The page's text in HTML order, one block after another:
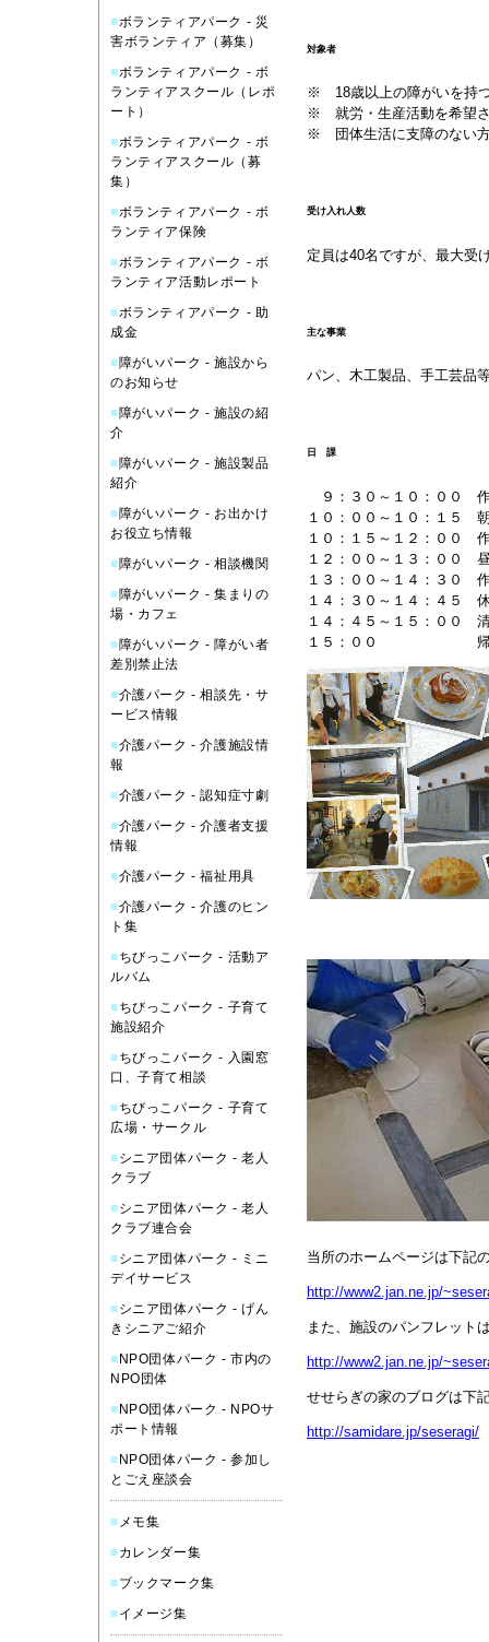
■ボランティアパーク - 災
害ボランティア（募集）
■ボランティアパーク - ボ
ランティアスクール（レポ
ート）
■ボランティアパーク - ボ
ランティアスクール（募
集）
■ボランティアパーク - ボ
ランティア保険
■ボランティアパーク - ボ
ランティア活動レポート
■ボランティアパーク - 助
成金
■障がいパーク - 施設から
のお知らせ
■障がいパーク - 施設の紹
介
■障がいパーク - 施設製品
紹介
■障がいパーク - お出かけ
お役立ち情報
■障がいパーク - 相談機関
■障がいパーク - 集まりの
場・カフェ
■障がいパーク - 障がい者
差別禁止法
■介護パーク - 相談先・サ
ービス情報
■介護パーク - 介護施設情
報
■介護パーク - 認知症寸劇
■介護パーク - 介護者支援
情報
■介護パーク - 福祉用具
■介護パーク - 介護のヒン
ト集
■ちびっこパーク - 活動ア
ルバム
■ちびっこパーク - 子育て
施設紹介
■ちびっこパーク - 入園窓
口、子育て相談
■ちびっこパーク - 子育て
広場・サークル
■シニア団体パーク - 老人
クラブ
■シニア団体パーク - 老人
クラブ連合会
■シニア団体パーク - ミニ
デイサービス
■シニア団体パーク - げん
きシニアご紹介
■ NPO団体パーク - 市内の
NPO団体
■ NPO団体パーク - NPOサ
ポート情報
■ NPO団体パーク - 参加し
とごえ座談会
■ メモ集
■カレンダー集
■ブックマーク集
■イメージ集
対象者
※ 18歳以上の障がいを持
※ 就労・生産活動を希望
※ 団体生活に支障のない
受け入れ人数
定員は40名ですが、最大受
主な事業
パン、木工製品、手工芸品
日 課
９：３０～１０：００
１０：００～１０：１５
１０：１５～１２：００
１２：００～１３：００
１３：００～１４：３０
１４：３０～１４：４５
１４：４５～１５：００
１５：００ 帰
当所のホームページは下記
http://www2.jan.ne.jp/
また、施設のパンフレット
http://www2.jan.ne.jp/
せせらぎの家のブログは下
http://samidare.jp/seseragi/